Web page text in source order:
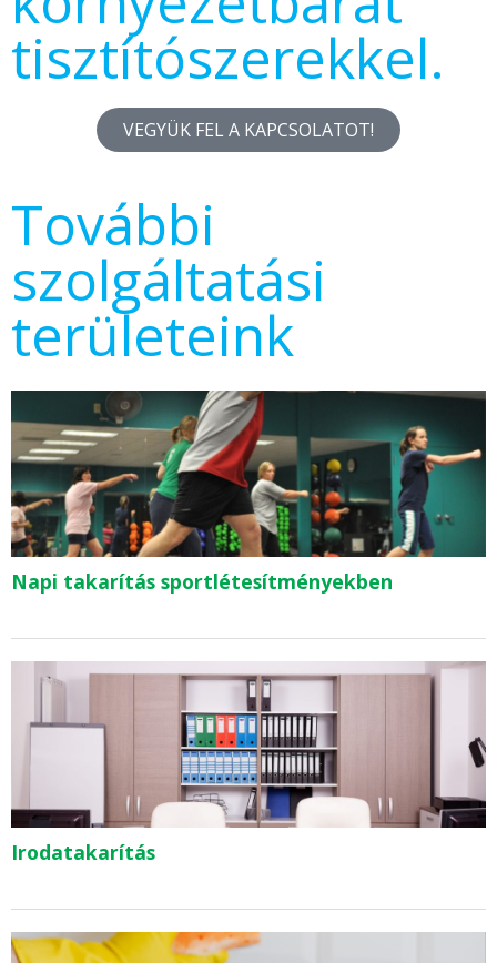
tisztítószerekkel.
VEGYÜK FEL A KAPCSOLATOT!
További
szolgáltatási
területeink
Napi takarítás sportlétesítményekben
Irodatakarítás